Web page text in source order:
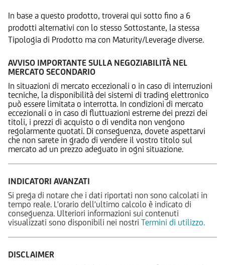
In base a questo prodotto, troverai qui sotto fino a 6
prodotti alternativi con lo stesso Sottostante, la stessa
Tipologia di Prodotto ma con Maturity/Leverage diverse.
AVVISO IMPORTANTE SULLA NEGOZIABILITÀ NEL
MERCATO SECONDARIO
In situazioni di mercato eccezionali o in caso di interruzioni
tecniche, la disponibilità dei sistemi di trading elettronico
può essere limitata o interrotta. In condizioni di mercato
eccezionali o in caso di fluttuazioni estreme dei prezzi dei
titoli, i prezzi di acquisto o di vendita non vengono
regolarmente quotati. Di conseguenza, dovete aspettarvi
che non sarete in grado di vendere il vostro titolo sul
mercato ad un prezzo adeguato in ogni situazione.
INDICATORI AVANZATI
Si prega di notare che i dati riportati non sono calcolati in
tempo reale. L'orario dell'ultimo calcolo è indicato di
conseguenza. Ulteriori informazioni sui contenuti
visualizzati sono disponibili nei nostri Termini di utilizzo.
DISCLAIMER